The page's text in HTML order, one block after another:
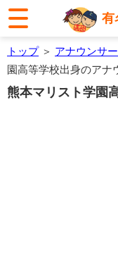
有
トップ＞ アナウンサ
園高等学校出身のアナ
熊本マリスト学園